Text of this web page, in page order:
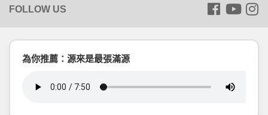
為你推薦：源來是最張滿源